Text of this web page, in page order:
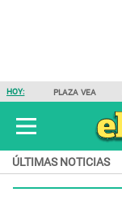
HOY: PLAZA VEA
ÚLTIMAS NOTICIAS